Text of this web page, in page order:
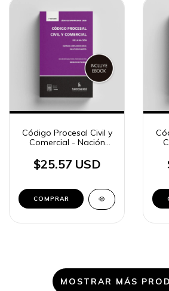
Código Procesal Civil y
Comercial - Nación
$25.57 USD
COMPRAR
MOSTRAR MÁS